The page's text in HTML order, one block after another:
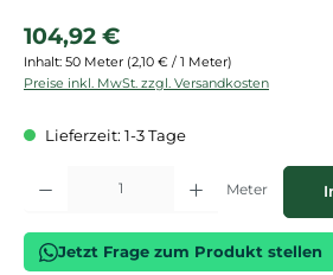
Regulärer Preis:
104,92 €
Inhalt: 50 Meter (2,10 € / 1 Meter)
Preise inkl. MwSt. zzgl. Versandkosten
Lieferzeit: 1-3 Tage
Produkt Anzahl: Gib den gewünschten Wert
Meter
Jetzt Frage zum Produkt stellen